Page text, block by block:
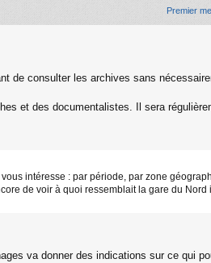
Premier
de consulter les archives sans
et des documentalistes. Il sera
intéresse : par période, par zone
de voir à quoi ressemblait la gare du
va donner des indications sur ce qui